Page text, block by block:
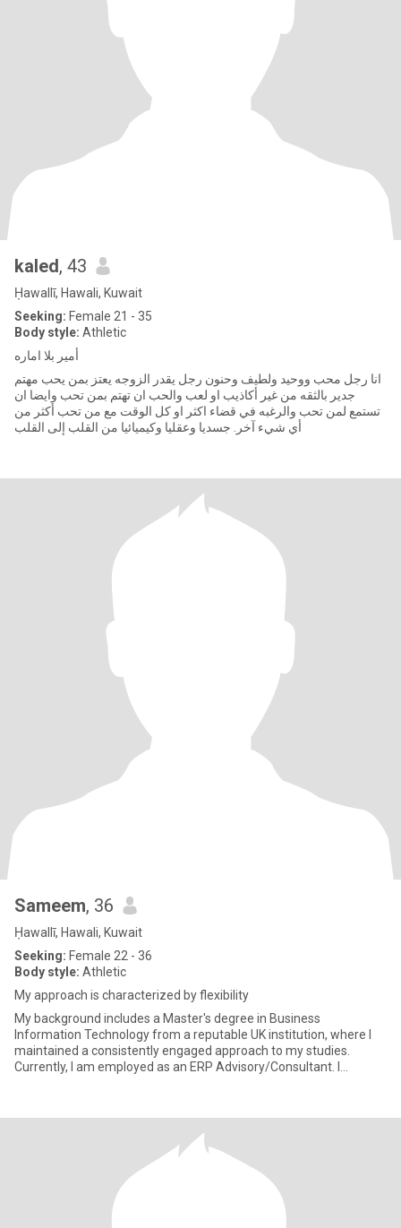
kaled, 43
Ḥawallī, Hawali, Kuwait
Seeking: Female 21 - 35
Body style: Athletic
أمير بلا اماره
انا رجل محب ووحيد ولطيف وحنون رجل يقدر الزوجه يعتز بمن يحب مهتم
جدير بالثقه من غير أكاذيب او لعب والحب ان تهتم بمن تحب وايضا ان
تستمع لمن تحب والرغبه في قضاء اكثر او كل الوقت مع من تحب أكثر من
أي شيء آخر. جسديا وعقليا وكيميائيا من القلب إلى القلب
Sameem, 36
Ḥawallī, Hawali, Kuwait
Seeking: Female 22 - 36
Body style: Athletic
My approach is characterized by flexibility
My background includes a Master's degree in Business
Information Technology from a reputable UK institution, where I
maintained a consistently engaged approach to my studies.
Currently, I am employed as an ERP Advisory/Consultant. I